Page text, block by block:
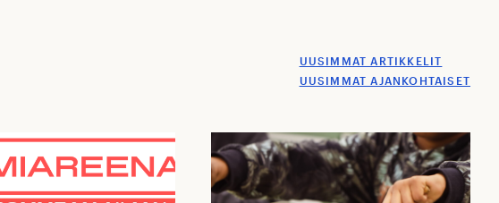
UUSIMMAT ARTIKKELIT
UUSIMMAT AJANKOHTAISET